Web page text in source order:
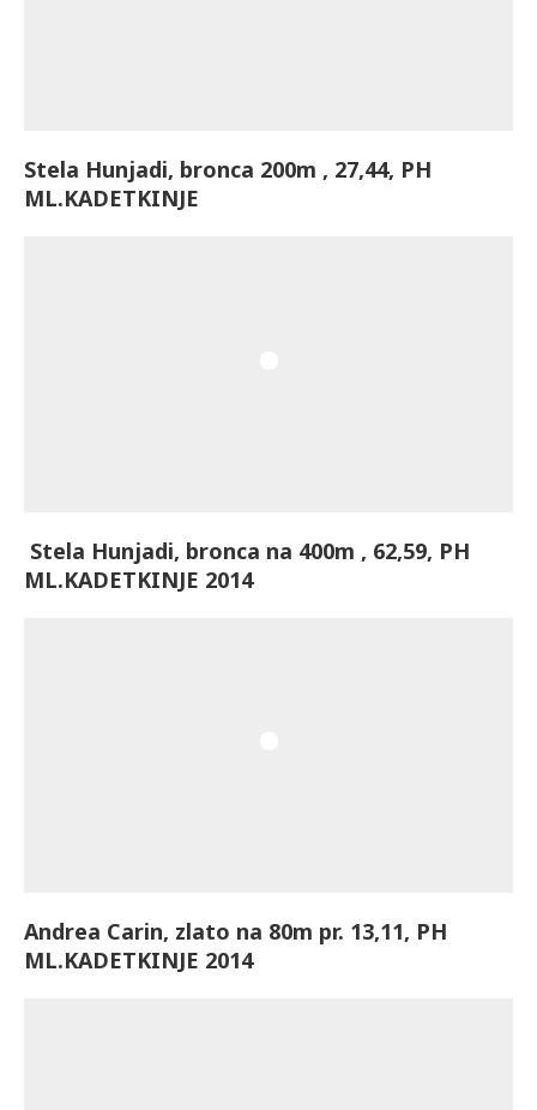
Stela Hunjadi, bronca 200m , 27,44, PH
ML.KADETKINJE
Stela Hunjadi, bronca na 400m , 62,59, PH
ML.KADETKINJE 2014
Andrea Carin, zlato na 80m pr. 13,11, PH
ML.KADETKINJE 2014